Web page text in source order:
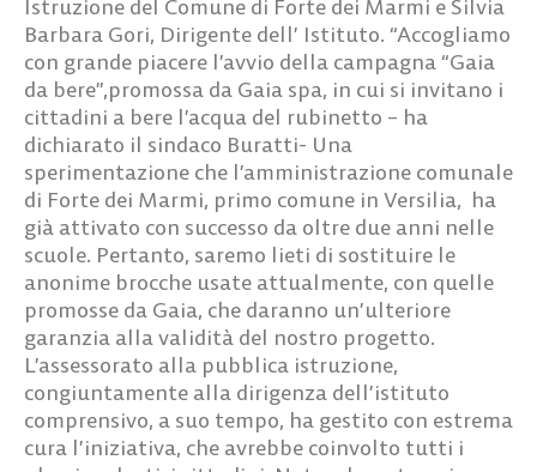
Istruzione del Comune di Forte dei Marmi e Silvia
Barbara Gori, Dirigente dell’ Istituto. “Accogliamo
con grande piacere l’avvio della campagna “Gaia
da bere”,promossa da Gaia spa, in cui si invitano i
cittadini a bere l’acqua del rubinetto – ha
dichiarato il sindaco Buratti- Una
sperimentazione che l’amministrazione comunale
di Forte dei Marmi, primo comune in Versilia, ha
già attivato con successo da oltre due anni nelle
scuole. Pertanto, saremo lieti di sostituire le
anonime brocche usate attualmente, con quelle
promosse da Gaia, che daranno un’ulteriore
garanzia alla validità del nostro progetto.
L’assessorato alla pubblica istruzione,
congiuntamente alla dirigenza dell’istituto
comprensivo, a suo tempo, ha gestito con estrema
cura l’iniziativa, che avrebbe coinvolto tutti i